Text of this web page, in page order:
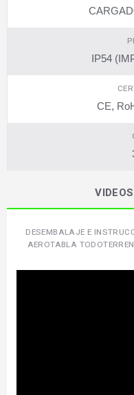
IP54
CE,
DESEMBALAJE E
AEROTABLA